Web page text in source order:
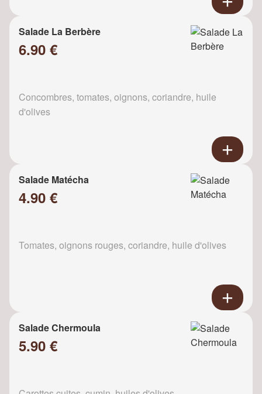
Salade La Berbère
6.90 €
Concombres, tomates, oignons, coriandre, huile
d'olives
Salade Matécha
4.90 €
Tomates, oignons rouges, coriandre, huile d'olives
Salade Chermoula
5.90 €